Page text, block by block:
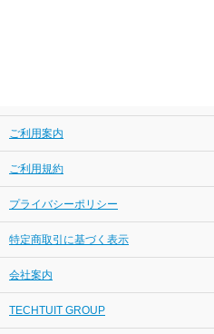
ご利用案内
ご利用規約
プライバシーポリシー
特定商取引に基づく表示
会社案内
TECHTUIT GROUP